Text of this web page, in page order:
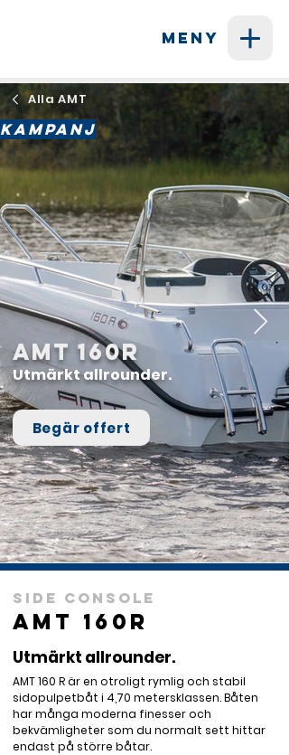
MENY
ㅤKampanjㅤ
AMT 160R
Utmärkt allrounder.
Begär offert
Alla AMT
Side Console
AMT 160R
Utmärkt allrounder.
AMT 160 R är en otroligt rymlig och stabil
sidopulpetbåt i 4,70 metersklassen. Båten
har många moderna finesser och
bekvämligheter som du normalt sett hittar
endast på större båtar.